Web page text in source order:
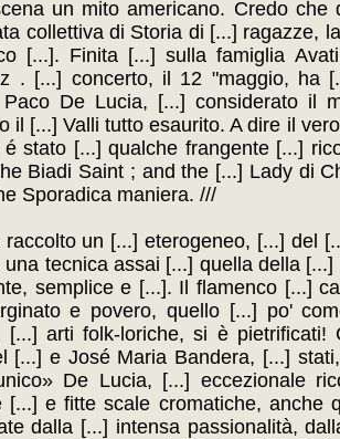
un mito americano. Credo che
collettiva di Storia di [...] ragazze,
[...]. Finita [...] sulla famiglia
. [...] concerto, il 12 "maggio, ha
Paco De Lucia, [...] considerato il
il [...] Valli tutto esaurito. A dire il
stato [...] qualche frangente [...]
Biadi Saint ; and the [...] Lady di
Sporadica maniera. ///
raccolto un [...] eterogeneo, [...] del
una tecnica assai [...] quella della
semplice e [...]. Il flamenco [...]
e povero, quello [...] po'
[...] arti folk-loriche, si è pietrificati!
[...] e José Maria Bandera, [...]
De Lucia, [...] eccezionale
[...] e fitte scale cromatiche, anche
dalla [...] intensa passionalità,